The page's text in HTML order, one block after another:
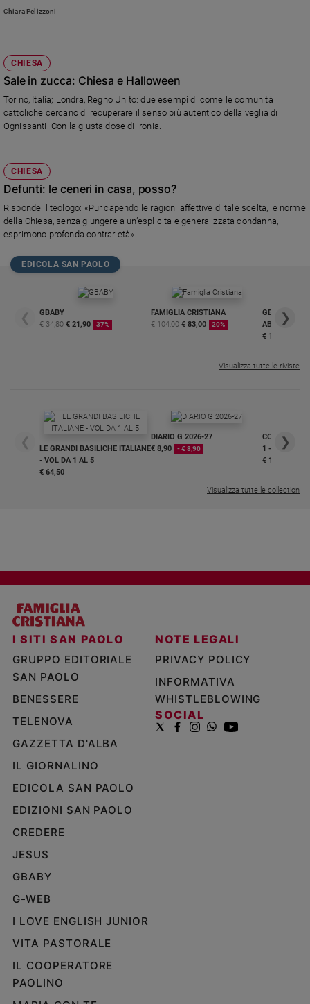
devoti. Nel giro di pochi giorni hanno già aderito in 26.000.
Chiara Pelizzoni
CHIESA
Sale in zucca: Chiesa e Halloween
Torino, Italia; Londra, Regno Unito: due esempi di come le comunità
cattoliche cercano di recuperare il senso più autentico della veglia di
Ognissanti. Con la giusta dose di ironia.
CHIESA
Defunti: le ceneri in casa, posso?
Risponde il teologo: «Pur capendo le ragioni affettive di tale scelta, le norme
della Chiesa, senza giungere a un’esplicita e generalizzata condanna,
esprimono profonda contrarietà».
EDICOLA SAN PAOLO
❮
GBABY
€ 34,80 € 21,90 37%
FAMIGLIA CRISTIANA
€ 104,00 € 83,00 20%
GBABY
€ 16,99
❯
Visualizza tutte le riviste
❮
LE GRANDI BASILICHE ITALIANE
- VOL DA 1 AL 5
€ 64,50
DIARIO G 2026-27
€ 8,90
- € 8,90
COLLANA
1 - 2
€ 18,50
❯
Visualizza tutte le collection
I SITI SAN PAOLO
GRUPPO EDITORIALE
SAN PAOLO
BENESSERE
TELENOVA
GAZZETTA D'ALBA
IL GIORNALINO
EDICOLA SAN PAOLO
EDIZIONI SAN PAOLO
CREDERE
JESUS
GBABY
G-WEB
I LOVE ENGLISH JUNIOR
VITA PASTORALE
IL COOPERATORE
PAOLINO
NOTE LEGALI
PRIVACY POLICY
INFORMATIVA
WHISTLEBLOWING
SOCIAL